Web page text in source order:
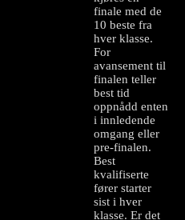
finale med de
10 beste fra
hver klasse.
For
avansement til
finalen teller
best tid
oppnådd enten
i innledende
omgang eller
pre-finalen.
Best
kvalifiserte
fører starter
sist i hver
klasse. Er det